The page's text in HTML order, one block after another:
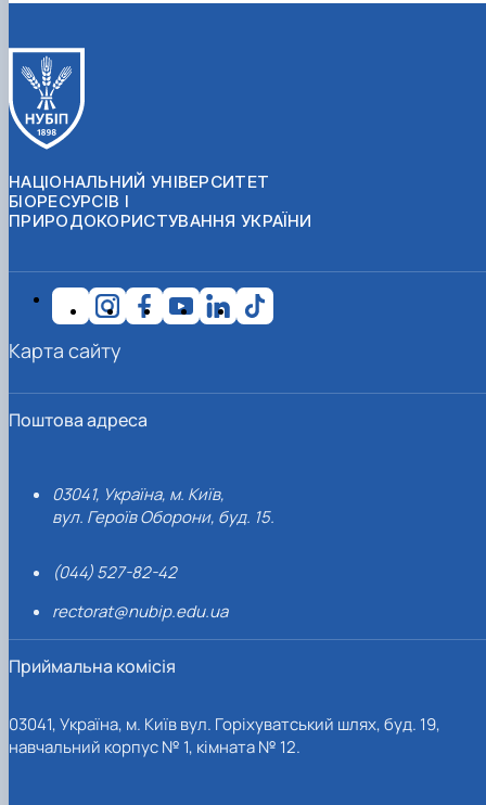
НАЦІОНАЛЬНИЙ УНІВЕРСИТЕТ
БІОРЕСУРСІВ І
ПРИРОДОКОРИСТУВАННЯ УКРАЇНИ
Поштова адреса
03041, Україна, м. Київ,
вул. Героїв Оборони, буд. 15.
(044) 527-82-42
rectorat@nubip.edu.ua
Приймальна комісія
03041, Україна, м. Київ вул. Горіхуватський шлях, буд. 19,
навчальний корпус № 1, кімната № 12.
Карта сайту